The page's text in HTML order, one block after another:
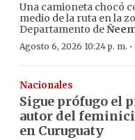
Una camioneta chocó
medio de la ruta en la
Departamento de
Agosto 6, 2026 10:24 p. m. ·
Nacionales
Sigue prófugo el
autor del
en Curuguaty